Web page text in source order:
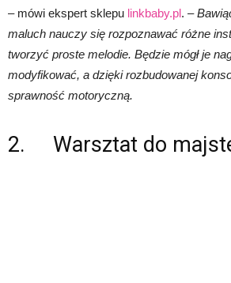
– mówi ekspert sklepu linkbaby.pl. –
maluch nauczy się rozpoznawać różne
tworzyć proste melodie. Będzie mógł je
modyfikować, a dzięki rozbudowanej
sprawność motoryczną.
2. Warsztat do